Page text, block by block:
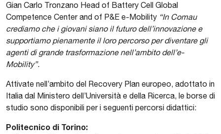
Gian Carlo Tronzano Head of Battery Cell Global
Competence Center and of P&E e-Mobility “In Comau
crediamo che i giovani siano il futuro dell’innovazione e
supportiamo pienamente il loro percorso per diventare gli
agenti di grande trasformazione nell’ambito dell’e-
Mobility”.
Attivate nell’ambito del Recovery Plan europeo, adottato in
Italia dal Ministero dell’Università e della Ricerca, le borse di
studio sono disponibili per i seguenti percorsi didattici:
Politecnico di Torino: